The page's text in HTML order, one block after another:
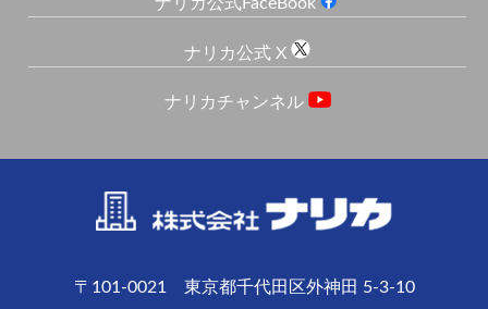
ナリカ公式 X
ナリカチャンネル
〒101-0021 東京都千代田区外神田 5-3-10